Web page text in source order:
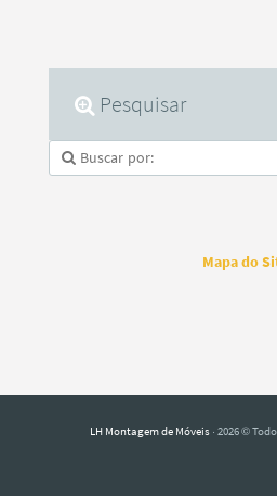
Pesquisar
Mapa do
LH Montagem de Móveis · 2026 ©